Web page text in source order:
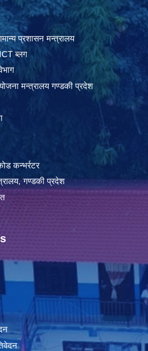
प्रशासन मन्त्रालय
ब्लग
मन्त्रालय गण्डकी प्रदेश
कन्भर्रटर
गण्डकी प्रदेश